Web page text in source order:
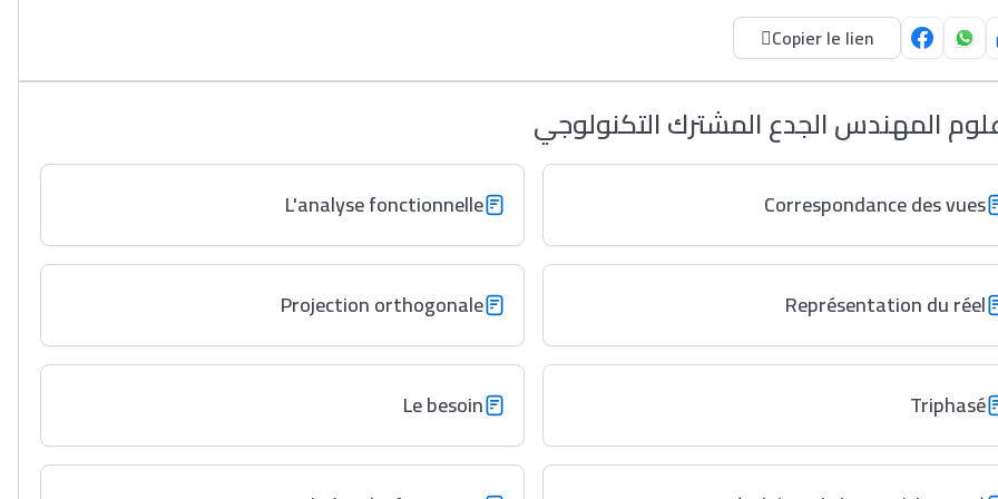
Copier le lien
المهندس الجدع المشترك التكنولوجي
Correspondance des vues
L'analyse fonctionnelle
Représentation du réel
Projection orthogonale
Triphasé
Le besoin